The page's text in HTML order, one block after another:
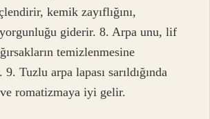
kemik zayıflığını,
yorgunluğu giderir. 8. Arpa unu, lif
temizlenmesine
9. Tuzlu arpa lapası sarıldığında
romatizmaya iyi gelir.